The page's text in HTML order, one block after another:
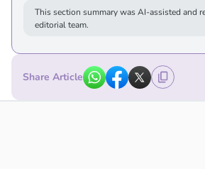
This section summary was AI-assisted and
editorial team.
Share Article